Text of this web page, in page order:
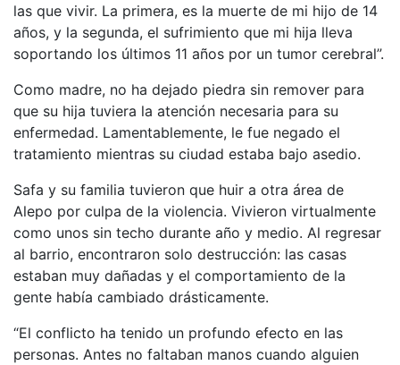
las que vivir. La primera, es la muerte de mi hijo de 14
años, y la segunda, el sufrimiento que mi hija lleva
soportando los últimos 11 años por un tumor cerebral”.
Como madre, no ha dejado piedra sin remover para
que su hija tuviera la atención necesaria para su
enfermedad. Lamentablemente, le fue negado el
tratamiento mientras su ciudad estaba bajo asedio.
Safa y su familia tuvieron que huir a otra área de
Alepo por culpa de la violencia. Vivieron virtualmente
como unos sin techo durante año y medio. Al regresar
al barrio, encontraron solo destrucción: las casas
estaban muy dañadas y el comportamiento de la
gente había cambiado drásticamente.
“El conflicto ha tenido un profundo efecto en las
personas. Antes no faltaban manos cuando alguien